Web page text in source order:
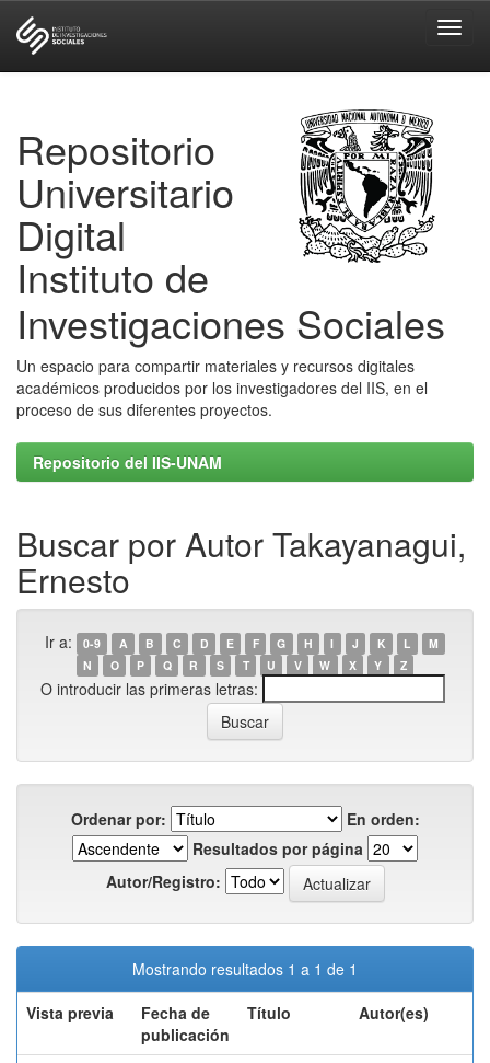
Repositorio
Universitario
Digital
Instituto de
Investigaciones Sociales
Un espacio para compartir materiales y recursos digitales
académicos producidos por los investigadores del IIS, en el
proceso de sus diferentes proyectos.
Repositorio del IIS-UNAM
Buscar por Autor Takayanagui,
Ernesto
Ir a: 0-9 A B C D E F G H I J K L
M
N
O P Q R S T U V W X Y Z
O introducir las primeras letras:
Ordenar por:
En orden:
Resultados por página
Autor/Registro:
Mostrando resultados 1 a 1 de 1
Vista previa
Fecha de
publicación
Título Autor(es)